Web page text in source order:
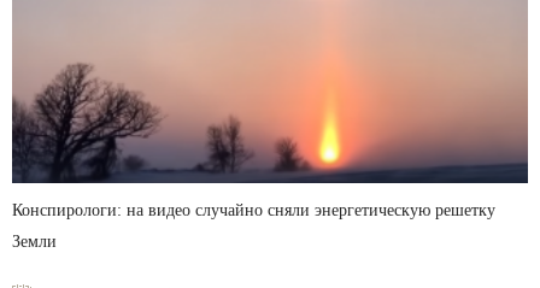
Конспирологи: на видео случайно сняли энергетическую решетку
Земли